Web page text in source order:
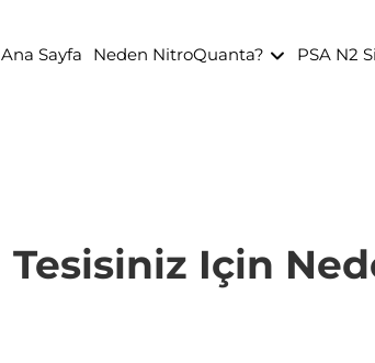
Ana Sayfa Neden NitroQuanta? PSA N2
Tesisiniz Için